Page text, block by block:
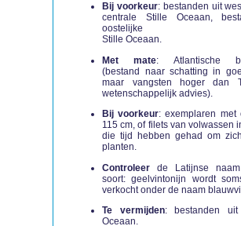
Bij voorkeur: bestanden uit
centrale Stille Oceaan,
oostelijke
Stille Oceaan.
Met mate: Atlantische
(bestand naar schatting in
maar vangsten hoger dan
wetenschappelijk advies).
Bij voorkeur: exemplaren met
115 cm, of filets van volwassen
die tijd hebben gehad om
planten.
Controleerde Latijnse
soort: geelvintonijn wordt
verkocht onder de naam
Te vermijden: bestanden uit
Oceaan.